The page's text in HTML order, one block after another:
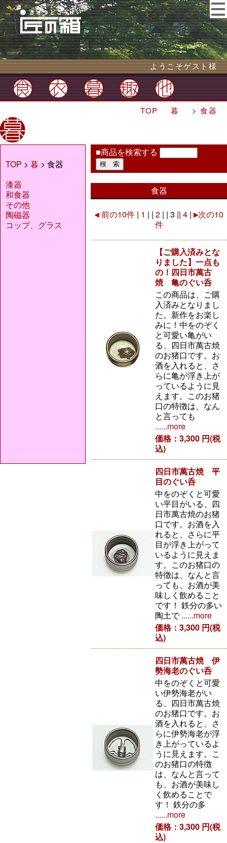
ようこそゲスト様
TOP 暮 > 食器
TOP > 暮 > 食器
漆器
和食器
その他
陶磁器
コップ、グラス
■商品を検索する
食器
前の10件| 1 | | 2 | | 3 || 4 | 次の10
件
【ご購入済みとな
りました】一点も
の！四日市萬古
焼 亀のぐい呑
この商品は、ご購
入済みとなりまし
た。新作をお楽し
みに！中をのぞく
と可愛い亀がい
る、四日市萬古焼
のお猪口です。お
酒を入れると、さ
らに亀が浮き上が
っているように見
えます。このお猪
口の特徴は、なん
と言っても
......more
価格：3,300 円(税
込)
四日市萬古焼 平
目のぐい呑
中をのぞくと可愛
い平目がいる、四
日市萬古焼のお猪
口です。お酒を入
れると、さらに平
目が浮き上がって
いるように見えま
す。このお猪口の
特徴は、なんと言
っても、お酒が美
味しく飲めること
です！ 鉄分の多い
陶土で......more
価格：3,300 円(税
込)
四日市萬古焼 伊
勢海老のぐい呑
中をのぞくと可愛
い伊勢海老がい
る、四日市萬古焼
のお猪口です。お
酒を入れると、さ
らに伊勢海老が浮
き上がっているよ
うに見えます。こ
のお猪口の特徴
は、なんと言って
も、お酒が美味し
く飲めることで
す！ 鉄分の多
......more
価格：3,300 円(税
込)